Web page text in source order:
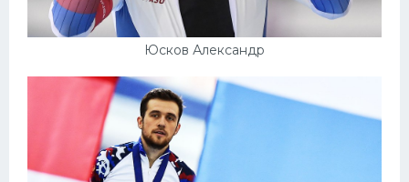
Юсков Александр